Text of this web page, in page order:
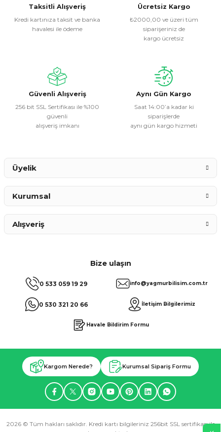
Görüş ve önerileriniz için teşekkür ederiz.
Ürün resmi kalitesiz, bozuk veya görüntülenemiyor.
Ürün fiyatı diğer sitelerden daha pahalı.
Bu ürüne benzer farklı alternatifler olmalı.
Taksitli Alışveriş
Kredi kartınıza taksit ve banka
havalesi ile ödeme
Ücretsiz Kargo
₺2000,00 ve üzeri tüm
siparişeriniz de
kargo ücretsiz
Güvenli Alışveriş
256 bit SSL Sertifikası ile %100
güvenli
alışveriş imkanı
Aynı Gün Kargo
Saat 14:00’a kadar ki
siparişlerde
aynı gün kargo hizmeti
Bize ulaşın
0 533 059 19 29
0 530 321 20 66
info@yagmurbilisim.com.tr
İletişim Bilgilerimiz
Havale Bildirim Formu
Üyelik
Kurumsal
Alışveriş
Kargom Nerede? Kurumsal Sipariş Formu
2026 © Tüm hakları saklıdır. Kredi kartı bilgileriniz 256bit SSL sertifikası ile